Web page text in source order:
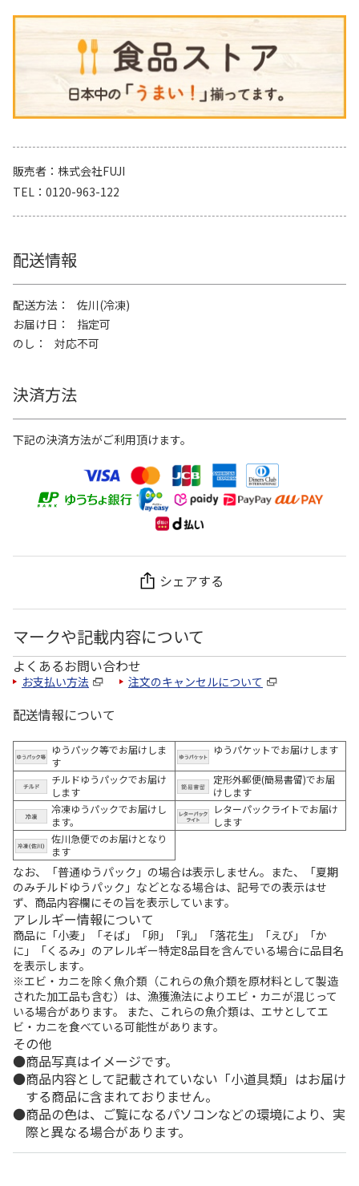
販売者
株式会社FUJI
TEL
0120-963-122
配送情報
配送方法
佐川(冷凍)
お届け日
指定可
のし
対応不可
決済方法
下記の決済方法がご利用頂けます。
シェアする
マークや記載内容について
よくあるお問い合わせ
お支払い方法 注文のキャンセルについて
配送情報について
ゆうパック等でお届けしま
す
ゆうパケットでお届けします
チルドゆうパックでお届け
します
定形外郵便(簡易書留)でお届
けします
冷凍ゆうパックでお届けし
ます。
レターパックライトでお届け
します
佐川急便でのお届けとなり
ます
なお、「普通ゆうパック」の場合は表示しません。また、「夏期
のみチルドゆうパック」などとなる場合は、記号での表示はせ
ず、商品内容欄にその旨を表示しています。
アレルギー情報について
商品に「小麦」「そば」「卵」「乳」「落花生」「えび」「か
に」「くるみ」のアレルギー特定8品目を含んでいる場合に品目名
を表示します。
※エビ・カニを除く魚介類（これらの魚介類を原材料として製造
された加工品も含む）は、漁獲漁法によりエビ・カニが混じって
いる場合があります。 また、これらの魚介類は、エサとしてエ
ビ・カニを食べている可能性があります。
その他
商品写真はイメージです。
商品内容として記載されていない「小道具類」はお届け
する商品に含まれておりません。
商品の色は、ご覧になるパソコンなどの環境により、実
際と異なる場合があります。